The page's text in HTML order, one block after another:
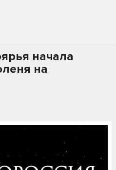
начала
на